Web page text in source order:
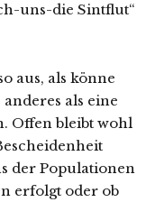
uns-die Sintflut“
aus, als könne
als eine
Offen bleibt wohl
der Populationen
erfolgt oder ob